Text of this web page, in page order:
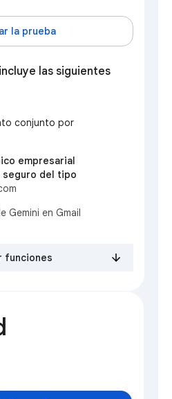
la prueba
las siguientes
conjunto por
empresarial
seguro del tipo
Gemini en Gmail
funciones